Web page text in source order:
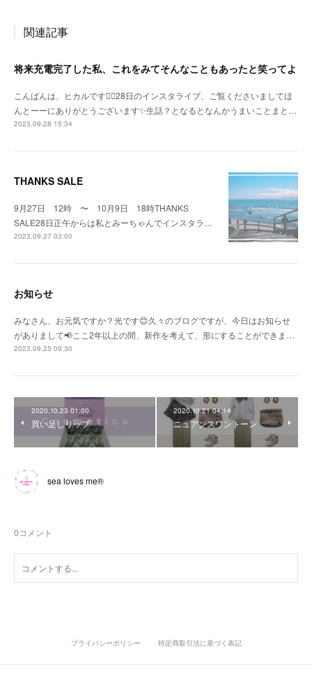
関連記事
将来充電完了した私、これをみてそんなこともあったと笑ってよ
こんばんは、ヒカルです🙇‍♀️28日のインスタライブ、ご覧くださいましてほ
んとーーにありがとうございます✨生話？となるとなんかうまいことまと…
2023.09.28 15:34
THANKS SALE
9月27日 12時 〜 10月9日 18時THANKS
SALE28日正午からは私とみーちゃんでインスタラ…
2023.09.27 03:00
お知らせ
みなさん、お元気ですか？光です😊久々のブログですが、今日はお知らせ
がありまして📢ここ2年以上の間、新作を考えて、形にすることができま…
2023.09.25 09:30
2020.10.23 01:00
買い足しリップ
2020.10.21 04:14
ニュアンスワントーン
sea loves me®︎
0コメント
プライバシーポリシー 特定商取引法に基づく表記